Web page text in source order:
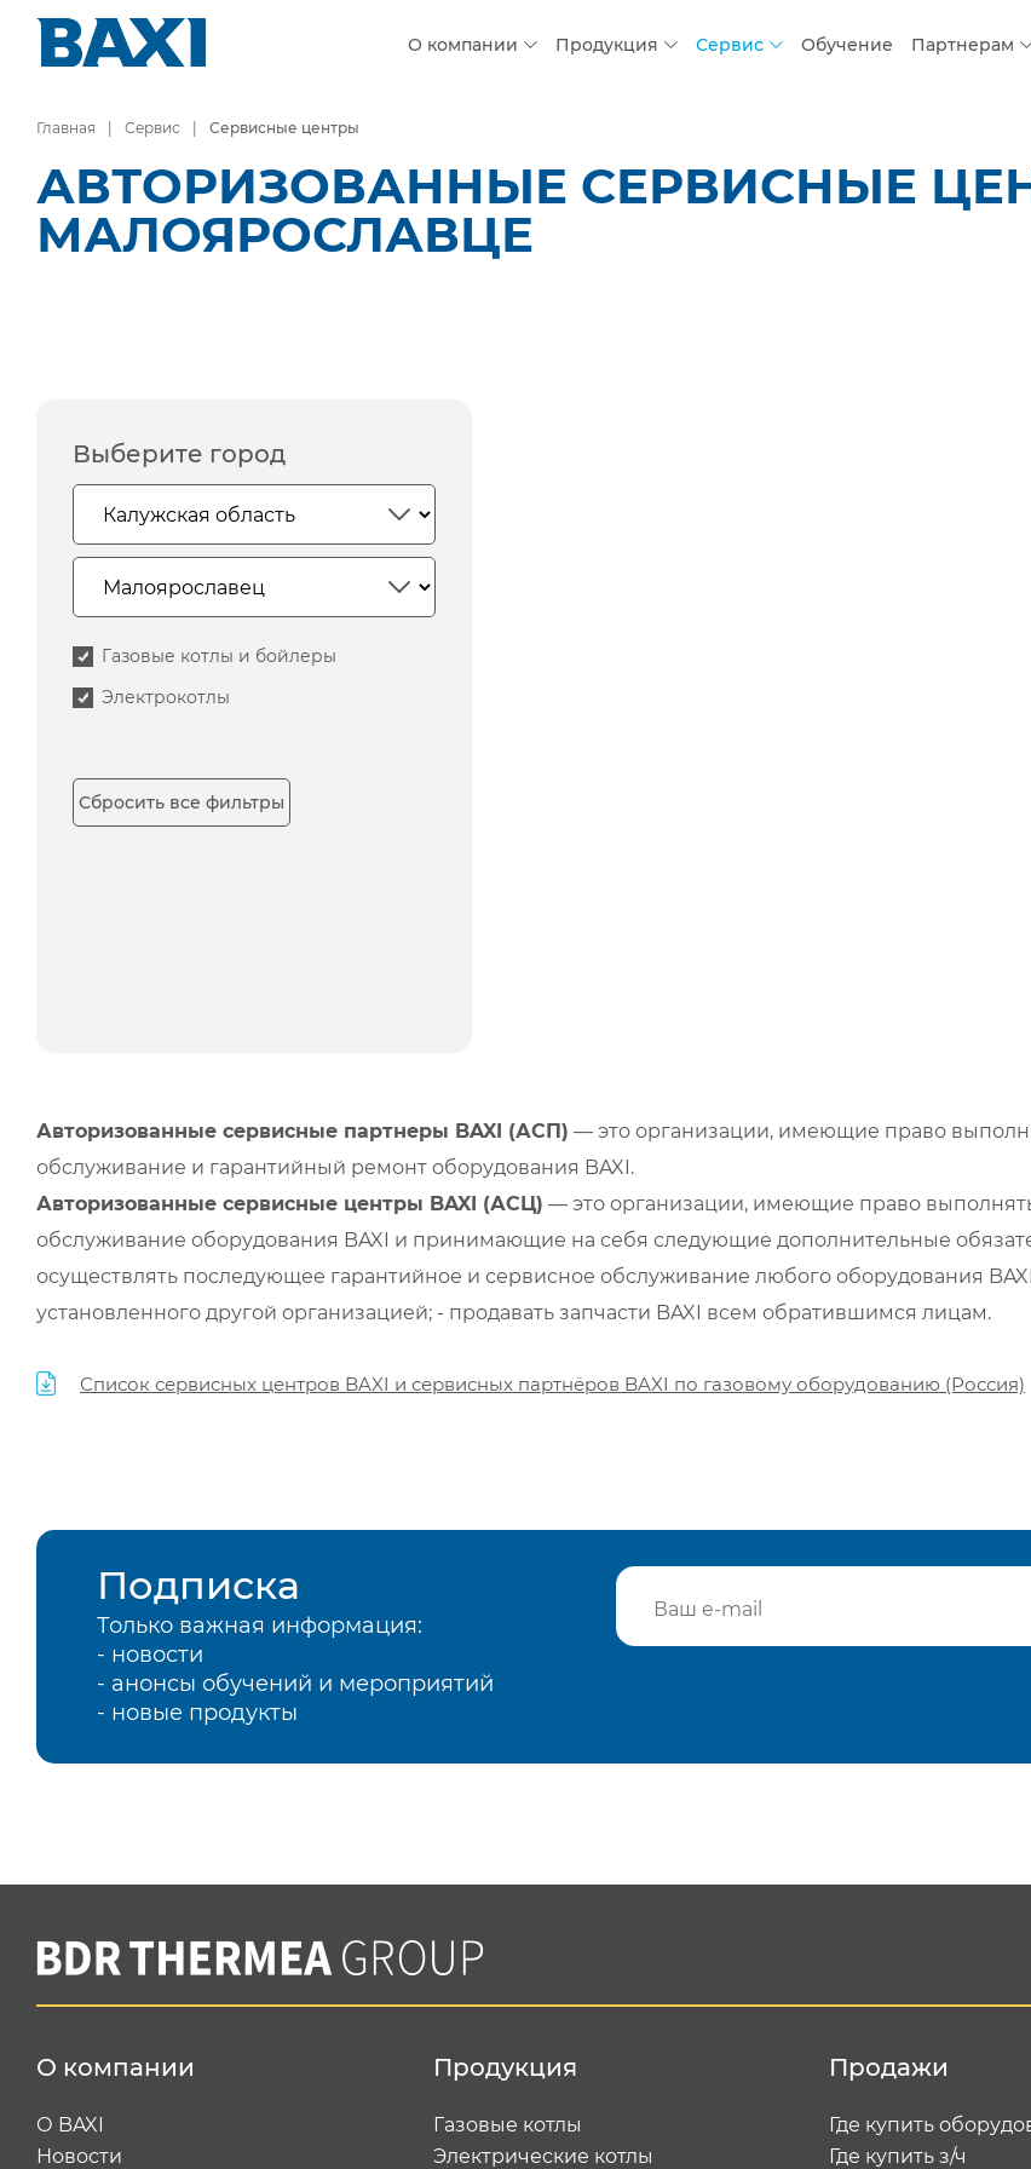
О компании Продукция Сервис Обучение Партнерам
Главная Сервис Сервисные центры
АВТОРИЗОВАННЫЕ СЕРВИСНЫЕ
МАЛОЯРОСЛАВЦЕ
Выберите город
Газовые котлы и бойлеры
Электрокотлы
Сбросить все фильтры
Авторизованные сервисные партнеры BAXI (АСП) — это организации, имеющие право
обслуживание и гарантийный ремонт оборудования BAXI.
Авторизованные сервисные центры BAXI (АСЦ) — это организации, имеющие право
обслуживание оборудования BAXI и принимающие на себя следующие дополнительные
осуществлять последующее гарантийное и сервисное обслуживание любого оборудования
установленного другой организацией; - продавать запчасти BAXI всем обратившимся лицам.
Список сервисных центров BAXI и сервисных партнёров BAXI по газовому оборудованию (Россия)
Подписка
Только важная информация:
- новости
- анонсы обучений и мероприятий
- новые продукты
О компании
О BAXI
Новости
Продукция
Газовые котлы
Электрические котлы
Продажи
Где купить
Где купить з/ч